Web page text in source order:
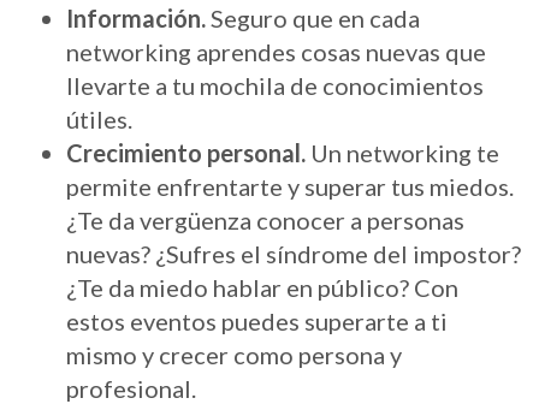
Información.Seguro que en cada
networking aprendes cosas nuevas que
llevarte a tu mochila de conocimientos
útiles.
Crecimiento personal. Un networking te
permite enfrentarte y superar tus miedos.
¿Te da vergüenza conocer a personas
nuevas? ¿Sufres el síndrome del impostor?
¿Te da miedo hablar en público? Con
estos eventos puedes superarte a ti
mismo y crecer como persona y
profesional.